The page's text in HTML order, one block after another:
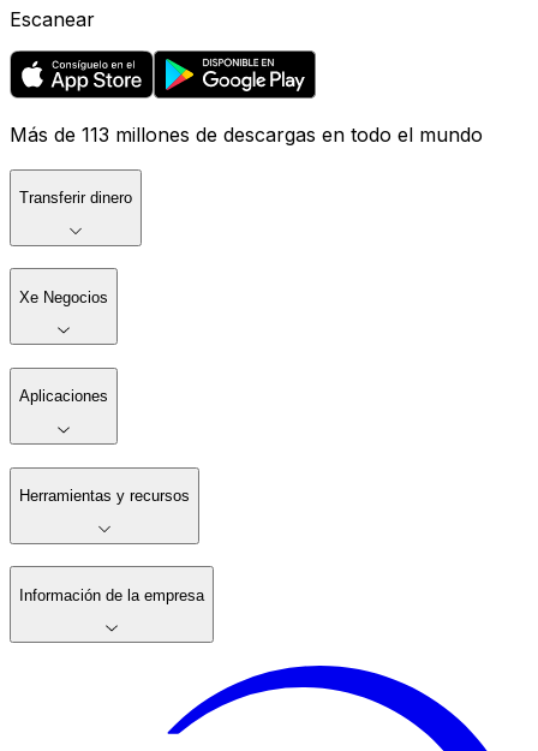
Escanear
Más de 113 millones de descargas en todo el mundo
Transferir dinero
Xe Negocios
Aplicaciones
Herramientas y recursos
Información de la empresa